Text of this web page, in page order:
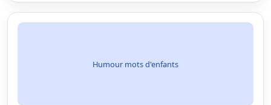
Humour mots d'enfants